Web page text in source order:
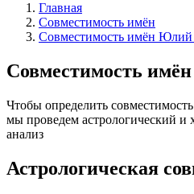
Главная
Совместимость имён
Совместимость имён
Совместимость
Чтобы определить
мы проведем астрологический и
анализ
Астрологическая